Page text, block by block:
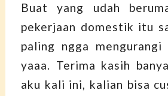
Buat yang udah
pekerjaan domestik itu
paling ngga
yaaa. Terima kasih
aku kali ini, kalian bisa